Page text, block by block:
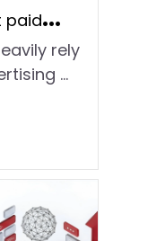
paid
rely
...